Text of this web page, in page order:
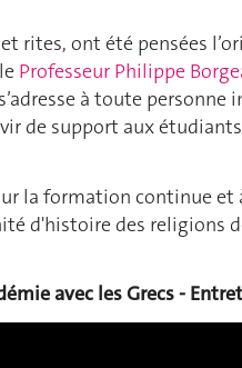
rites, ont été pensées
Professeur Philippe
à toute
de support aux
la formation continue et
d'histoire des religions
avec les Grecs -